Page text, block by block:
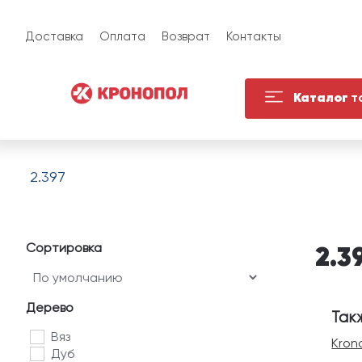
Доставка Оплата Возврат Контакты
Каталог
2.397
Сортировка
Дерево
Вяз
Дуб